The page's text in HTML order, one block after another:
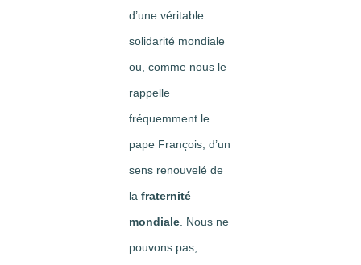
d’une véritable
solidarité mondiale
ou, comme nous le
rappelle
fréquemment le
pape François, d’un
sens renouvelé de
la fraternité
mondiale . Nous ne
pouvons pas,